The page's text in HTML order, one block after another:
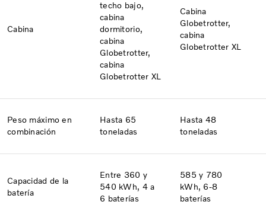
Cabina​
techo bajo,
cabina
dormitorio,
cabina
Globetrotter,
cabina
Globetrotter XL
Cabina
Globetrotter,
cabina
Globetrotter XL
Peso máximo en
combinación
Hasta 65
toneladas
Hasta 48
toneladas
Capacidad de la
batería
Entre 360 y
540 kWh, 4 a
6 baterías
585 y 780
kWh, 6-8
baterías